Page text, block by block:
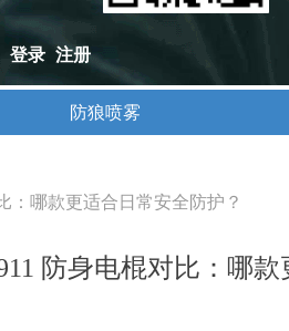
防狼喷雾
登录 注册
防身电棍对比：哪
：哪款更适合日常安全防护？